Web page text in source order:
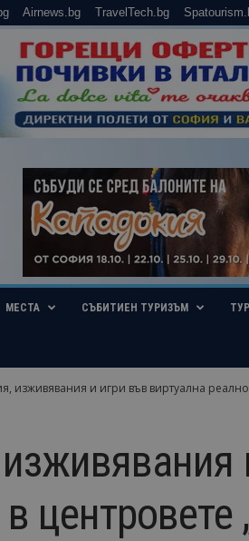
Airnews.bg TravelTech.bg
МЕСТА СЪБИТИЕН ТУРИЗЪМ
изживявания и игри във виртуална